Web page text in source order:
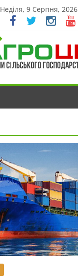
Неділя, 9 Серпня, 2026